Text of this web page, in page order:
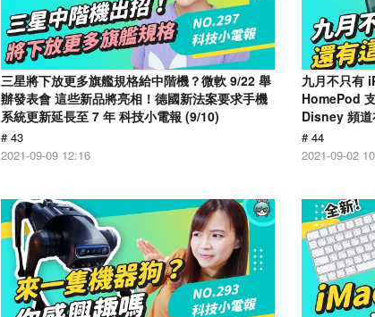
三星將下放更多旗艦規格給中階機？微軟 9/22 舉
辦發表會 這些新品將亮相！德國新法案要求手機
系統更新延長至 7 年 科技小電報 (9/10)
# 43
2021-09-09 12:16
九月不只有
HomePod
Disney 頻道
# 44
2021-09-02